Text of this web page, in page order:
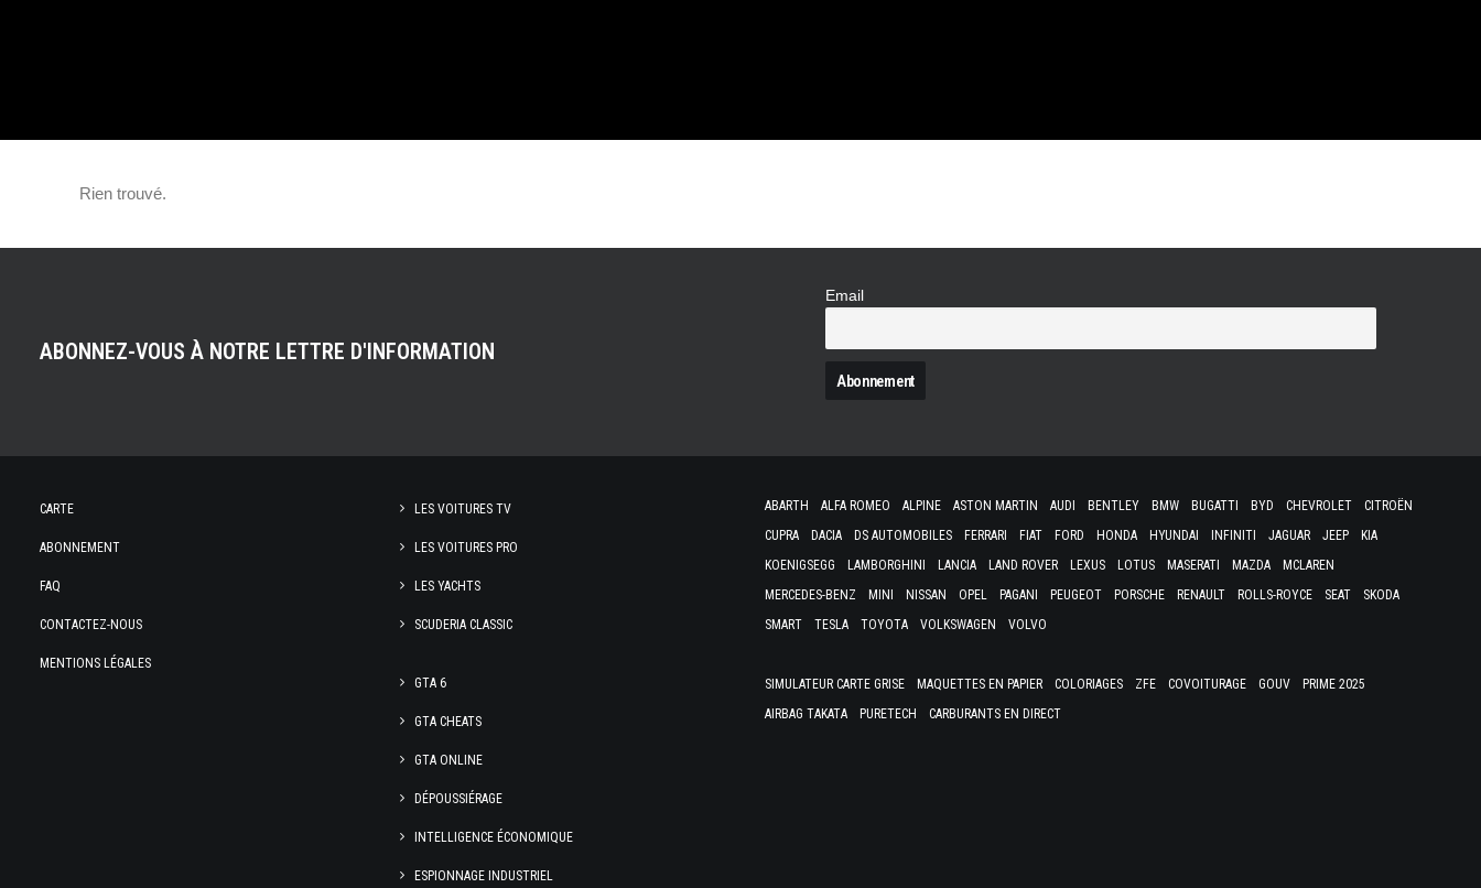
Rien trouvé.
ABONNEZ-VOUS À NOTRE LETTRE D'INFORMATION
Email
CARTE
ABONNEMENT
FAQ
CONTACTEZ-NOUS
MENTIONS LÉGALES
LES VOITURES TV
LES VOITURES PRO
LES YACHTS
SCUDERIA CLASSIC
GTA 6
GTA CHEATS
GTA ONLINE
DÉPOUSSIÉRAGE
INTELLIGENCE ÉCONOMIQUE
ESPIONNAGE INDUSTRIEL
ABARTH ALFA ROMEO ALPINE ASTON MARTIN AUDI BENTLEY BMW BUGATTI BYD CHEVROLET
CITROËN
CUPRA
DACIA DS AUTOMOBILES FERRARI FIAT FORD HONDA HYUNDAI INFINITI JAGUAR JEEP
KIA
KOENIGSEGG
LAMBORGHINI LANCIA LAND ROVER LEXUS LOTUS MASERATI MAZDA
MCLAREN
MERCEDES-BENZ
MINI NISSAN OPEL PAGANI PEUGEOT PORSCHE RENAULT ROLLS-ROYCE SEAT
SKODA
SMART
TESLA TOYOTA VOLKSWAGEN VOLVO
SIMULATEUR CARTE GRISE MAQUETTES EN PAPIER COLORIAGES ZFE COVOITURAGE GOUV
PRIME 2025
AIRBAG TAKATA
PURETECH CARBURANTS EN DIRECT